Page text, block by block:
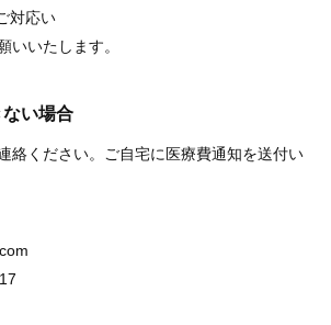
対応い
いたします。
い場合
絡ください。ご自宅に医療費通知を送付い